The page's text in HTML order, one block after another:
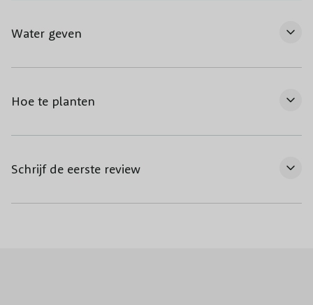
Water geven
Hoe te planten
Schrijf de eerste review